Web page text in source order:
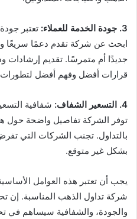
3. جودة الخدمة للعملاء:
تعتبر
ابحث عن شركة تقدم دعمًا سريعًا
جديدًا أم متمرسًا. تقديم إرشادات
قرارات أفضل وفهم أفضل
4. التسعير الشفاف:
شفافية
توفر الشركة تفاصيل واضحة حول
بالتداول. تجنب الشركات التي
بشكل غير متوقع.
يجب أن تعتبر هذه العوامل
شركة تداول الذهب المناسبة. إن
والجودة، والشفافية سيساهم في